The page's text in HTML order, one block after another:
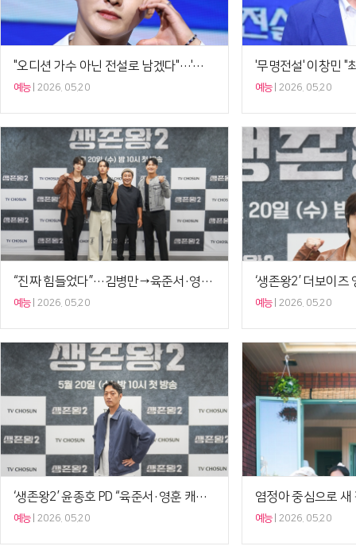
"오디션 가수 아닌 전설로 남겠다"…'무명전설' TOP7은 이제 시작이다[종합]
예능 2026. 05.20 예능 2026. 05.20
“진짜 힘들었다”…김병만→육준서·영훈 ‘생존왕2’, 亞 최강 가린다 [종합]
예능 2026. 05.20 예능 2026. 05.20
‘생존왕2’ 윤종호 PD “육준서·영훈 캐스팅, 우월 멤버 선발” [셀럽현장]
예능 2026. 05.20 예능 2026. 05.20